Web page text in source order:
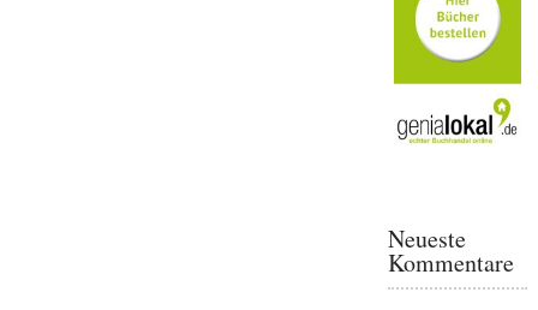
Neueste
Kommentare